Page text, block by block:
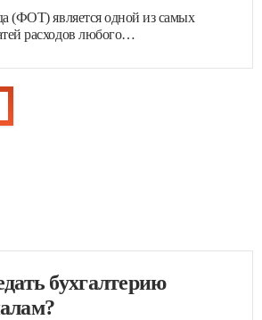
(ФОТ) является одной из самых
расходов любого…
бухгалтерию